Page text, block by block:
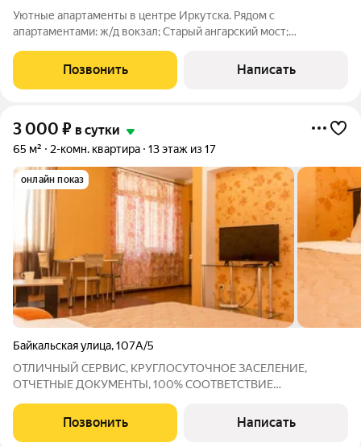
Уютные апартаменты в центре Иркутска. Рядом с
апартаментами: ж/д вокзал; Старый ангарский мост;
Юность; Остановки общественного транспорта в любую точку
города; Банки, рестораны, кафе и
Позвонить Написать
3 000 ₽ в сутки
65 м² 2-комн. квартира 13 этаж из 17
онлайн показ
Байкальская улица,107А/5
ОТЛИЧНЫЙ СЕРВИС, КРУГЛОСУТОЧНОЕ ЗАСЕЛЕНИЕ,
ОТЧЕТНЫЕ ДОКУМЕНТЫ, 100% СООТВЕТСТВИЕ
центре событий. Наши квартиры это чистое, спокойное
пространство с удобным расположением и бесконтактным
Позвонить Написать